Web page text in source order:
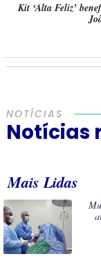
Kit ‘Alta Feliz’
NOTÍCIAS
Notícias
Mais Lidas